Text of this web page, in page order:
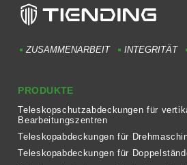
ZUSAMMENARBEIT INTEGRITÄT
PRODUKTE
Teleskopschutzabdeckungen für
Bearbeitungszentren
Teleskopabdeckungen für
Teleskopabdeckungen für